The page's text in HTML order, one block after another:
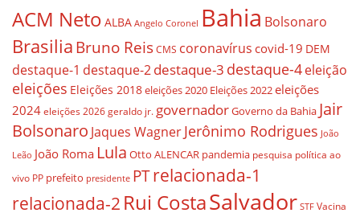
ACM Neto ALBA Angelo Coronel Bahia Bolsonaro
BrasiliaBruno ReisCMS coronavírus covid-19 DEM
destaque-1 destaque-2destaque-3 destaque-4eleição
eleições Eleições 2018eleições 2020 Eleições 2022eleições
2024 eleições 2026 geraldo jr. governadorGoverno da Bahia Jair
Bolsonaro Jaques WagnerJerônimo Rodrigues João
Leão João Roma Lula Otto ALENCAR pandemia pesquisa política ao
vivo PP prefeito presidente PTrelacionada-1
relacionada-2 Rui CostaSalvador STF Vacina